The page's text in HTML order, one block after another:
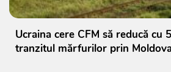
Ucraina cere CFM să reducă cu
tranzitul mărfurilor prin